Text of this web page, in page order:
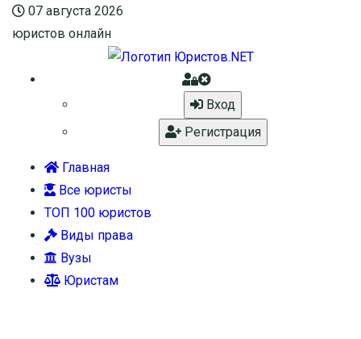
07 августа 2026
юристов онлайн
Вход
Регистрация
Главная
Все юристы
ТОП 100 юристов
Виды права
Вузы
Юристам